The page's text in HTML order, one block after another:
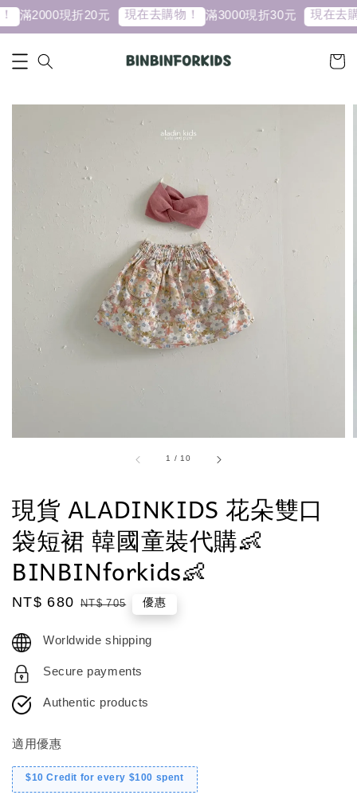
滿2000現折20元 現在去購物！ 滿3000現折30元 現在去購
1 /10
現貨 ALADINKIDS 花朵雙口
袋短裙 韓國童裝代購👶
BINBINforkids👶
Sale
NT$ 680 Regular
NT$ 705 優惠
Worldwide shipping
Secure payments
Authentic products
適用優惠
$10 Credit for every $100 spent